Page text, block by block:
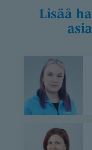
Lisää hakuasi vastaavia
Pesonen
Heikkinen